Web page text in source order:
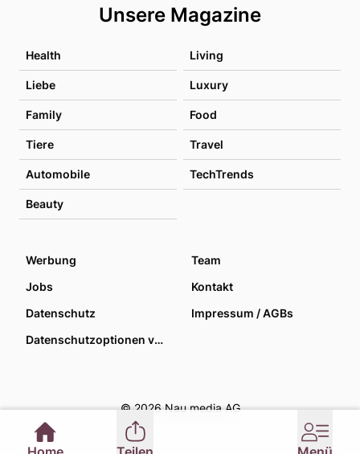
Unsere Magazine
Health Living
Liebe Luxury
Family Food
Tiere Travel
Automobile TechTrends
Beauty
Werbung
Team
Jobs
Kontakt
Datenschutz
Impressum / AGBs
Datenschutzoptionen verwalten
© 2026 Nau media AG